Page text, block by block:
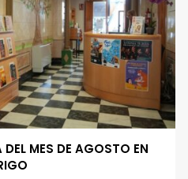
MES DE AGOSTO EN